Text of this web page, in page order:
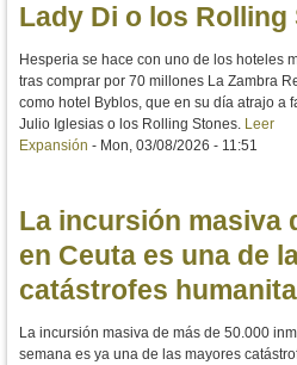
Lady Di o los Rolling
Hesperia se hace con uno de los hoteles
tras comprar por 70 millones La Zambra
como hotel Byblos, que en su día atrajo a
Julio Iglesias o los Rolling Stones. Leer
Expansión - Mon, 03/08/2026 - 11:51
La incursión masiva
en Ceuta es una de
catástrofes
La incursión masiva de más de 50.000
semana es ya una de las mayores